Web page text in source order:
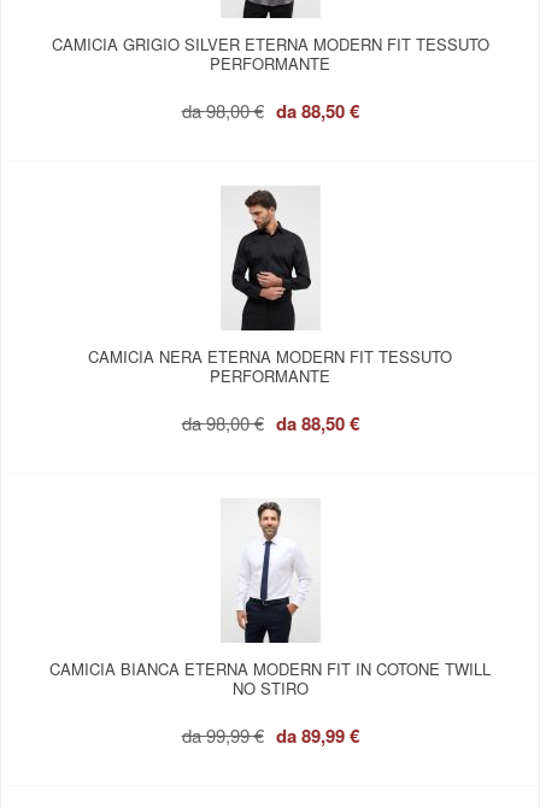
CAMICIA GRIGIO SILVER ETERNA MODERN FIT TESSUTO
PERFORMANTE
da98,00 € da88,50 €
CAMICIA NERA ETERNA MODERN FIT TESSUTO
PERFORMANTE
da98,00 € da88,50 €
CAMICIA BIANCA ETERNA MODERN FIT IN COTONE TWILL
NO STIRO
da99,99 € da89,99 €